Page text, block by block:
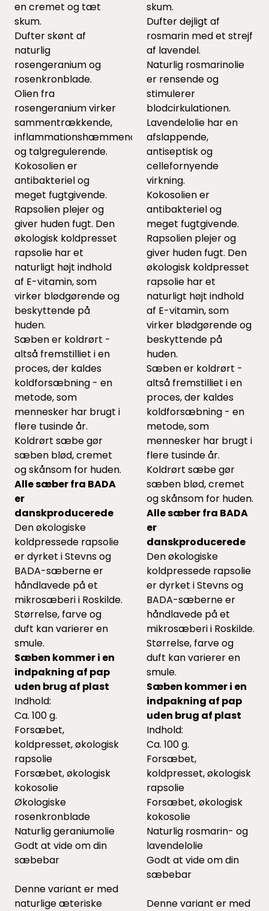
en cremet og tæt
skum.
Dufter skønt af
naturlig
rosengeranium og
rosenkronblade.
Olien fra
rosengeranium virker
sammentrækkende,
inflammationshæmmende
og talgregulerende.
Kokosolien er
antibakteriel og
meget fugtgivende.
Rapsolien plejer og
giver huden fugt. Den
økologisk koldpresset
rapsolie har et
naturligt højt indhold
af E-vitamin, som
virker blødgørende og
beskyttende på
huden.
Sæben er koldrørt -
altså fremstilliet i en
proces, der kaldes
koldforsæbning - en
metode, som
mennesker har brugt i
flere tusinde år.
Koldrørt sæbe gør
sæben blød, cremet
og skånsom for huden.
Alle sæber fra BADA
er
danskproducerede
Den økologiske
koldpressede rapsolie
er dyrket i Stevns og
BADA-sæberne er
håndlavede på et
mikrosæberi i Roskilde.
Størrelse, farve og
duft kan varierer en
smule.
Sæben kommer i en
indpakning af pap
uden brug af plast
Indhold:
Ca. 100 g.
Forsæbet,
koldpresset, økologisk
rapsolie
Forsæbet, økologisk
kokosolie
Økologiske
rosenkronblade
Naturlig geraniumolie
Godt at vide om din
sæbebar
Denne variant er med
naturlige æteriske
skum.
Dufter dejligt af
rosmarin med et strejf
af lavendel.
Naturlig rosmarinolie
er rensende og
stimulerer
blodcirkulationen.
Lavendelolie har en
afslappende,
antiseptisk og
cellefornyende
virkning.
Kokosolien er
antibakteriel og
meget fugtgivende.
Rapsolien plejer og
giver huden fugt. Den
økologisk koldpresset
rapsolie har et
naturligt højt indhold
af E-vitamin, som
virker blødgørende og
beskyttende på
huden.
Sæben er koldrørt -
altså fremstilliet i en
proces, der kaldes
koldforsæbning - en
metode, som
mennesker har brugt i
flere tusinde år.
Koldrørt sæbe gør
sæben blød, cremet
og skånsom for huden.
Alle sæber fra BADA
er
danskproducerede
Den økologiske
koldpressede rapsolie
er dyrket i Stevns og
BADA-sæberne er
håndlavede på et
mikrosæberi i Roskilde.
Størrelse, farve og
duft kan varierer en
smule.
Sæben kommer i en
indpakning af pap
uden brug af plast
Indhold:
Ca. 100 g.
Forsæbet,
koldpresset, økologisk
rapsolie
Forsæbet, økologisk
kokosolie
Naturlig rosmarin- og
lavendelolie
Godt at vide om din
sæbebar
Denne variant er med